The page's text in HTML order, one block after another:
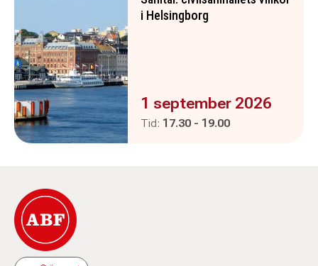
i Helsingborg
Evenemanget är :
1 september 2026
Tid: Pågår mellan
17.30 - och
19.00